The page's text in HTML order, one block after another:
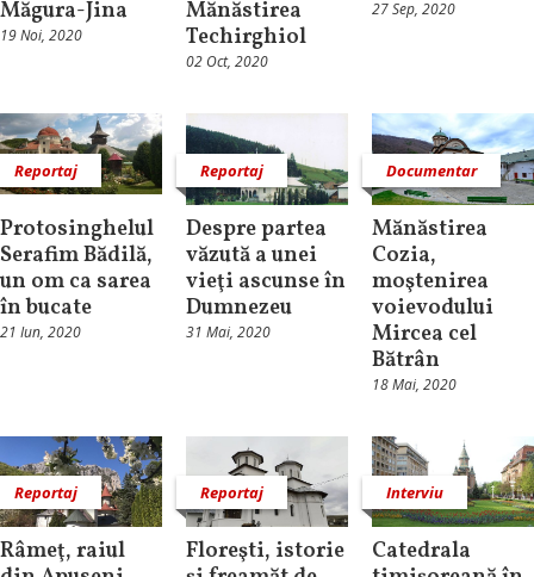
Măgura-Jina
19 Noi, 2020
Mănăstirea
Techirghiol
02 Oct, 2020
27 Sep, 2020
Reportaj
Protosinghelul
Serafim Bădilă,
un om ca sarea
în bucate
21 Iun, 2020
Reportaj
Despre partea
văzută a unei
vieţi ascunse în
Dumnezeu
31 Mai, 2020
Documentar
Mănăstirea
Cozia,
moştenirea
voievodului
Mircea cel
Bătrân
18 Mai, 2020
Reportaj
Râmeţ, raiul
Reportaj
Floreşti, istorie
Interviu
Catedrala